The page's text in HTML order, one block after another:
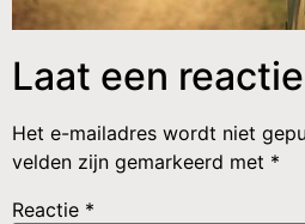
Laat een
Het e-mailadres wordt niet
velden zijn gemarkeerd met *
Reactie *